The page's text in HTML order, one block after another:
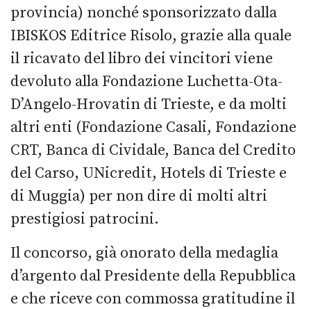
provincia) nonché sponsorizzato dalla
IBISKOS Editrice Risolo, grazie alla quale
il ricavato del libro dei vincitori viene
devoluto alla Fondazione Luchetta-Ota-
D’Angelo-Hrovatin di Trieste, e da molti
altri enti (Fondazione Casali, Fondazione
CRT, Banca di Cividale, Banca del Credito
del Carso, UNicredit, Hotels di Trieste e
di Muggia) per non dire di molti altri
prestigiosi patrocini.
Il concorso, già onorato della medaglia
d’argento dal Presidente della Repubblica
e che riceve con commossa gratitudine il